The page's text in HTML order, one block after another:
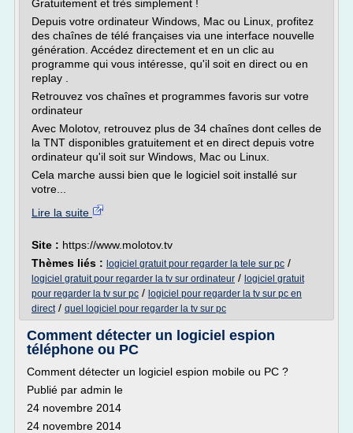
Gratuitement et très simplement !
Depuis votre ordinateur Windows, Mac ou Linux, profitez
des chaînes de télé françaises via une interface nouvelle
génération. Accédez directement et en un clic au
programme qui vous intéresse, qu'il soit en direct ou en
replay .
Retrouvez vos chaînes et programmes favoris sur votre
ordinateur
Avec Molotov, retrouvez plus de 34 chaînes dont celles de
la TNT disponibles gratuitement et en direct depuis votre
ordinateur qu'il soit sur Windows, Mac ou Linux.
Cela marche aussi bien que le logiciel soit installé sur
votre...
Lire la suite
Site : https://www.molotov.tv
Thèmes liés : logiciel gratuit pour regarder la tele sur pc /
logiciel gratuit pour regarder la tv sur ordinateur / logiciel gratuit
pour regarder la tv sur pc / logiciel pour regarder la tv sur pc en
direct/ quel logiciel pour regarder la tv sur pc
Comment détecter un logiciel espion
téléphone ou PC
Comment détecter un logiciel espion mobile ou PC ?
Publié par admin le
24 novembre 2014
24 novembre 2014